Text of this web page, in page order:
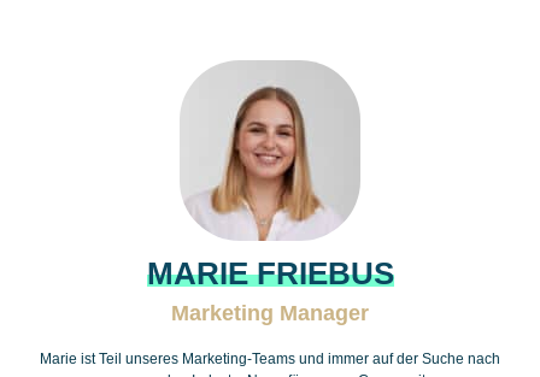
MARIE FRIEBUS
Marketing Manager
Marie ist Teil unseres Marketing-Teams und immer auf der Suche nach